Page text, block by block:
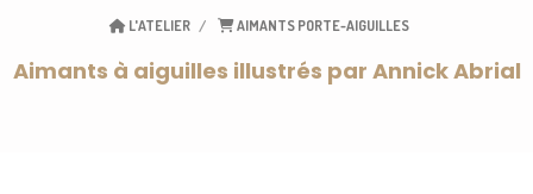
L'ATELIER AIMANTS PORTE-AIGUILLES
Aimants à aiguilles illustrés par Annick Abrial